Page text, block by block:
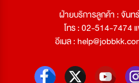
ฝ่ายบริการลูกค้า : จันท
โทร : 02-514-7474
อีเมล :